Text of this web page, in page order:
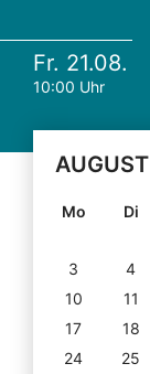
Fr. 21.08.
10:00 Uhr
AUGUST
Mo Di
3
4
10
11
17
18
24
25